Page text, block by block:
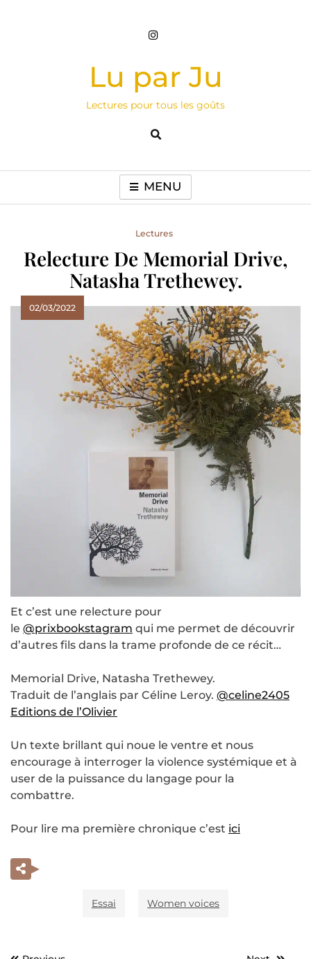
Lu par Ju
Lectures pour tous les goûts
MENU
Lectures
Relecture De Memorial Drive,
Natasha Trethewey.
02/03/2022
Et c’est une relecture pour
le @prixbookstagram qui me permet de découvrir
d’autres fils dans la trame profonde de ce récit…
Memorial Drive, Natasha Trethewey.
Traduit de l’anglais par Céline Leroy. @celine2405
Editions de l’Olivier
Un texte brillant qui noue le ventre et nous
encourage à interroger la violence systémique et à
user de la puissance du langage pour la
combattre.
Pour lire ma première chronique c’est ici
Essai Women voices